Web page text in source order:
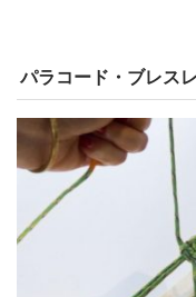
パラコード・ブレス